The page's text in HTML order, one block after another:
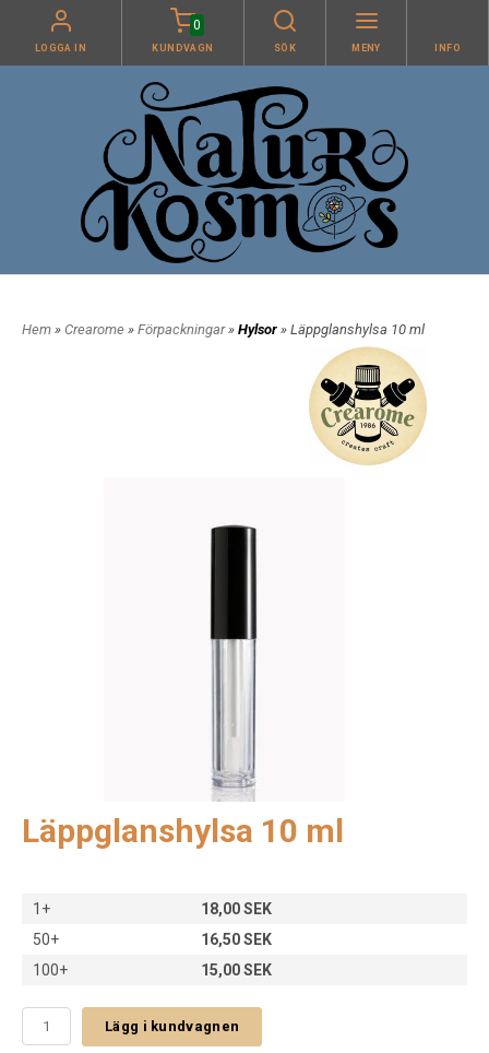
LOGGA IN
0
KUNDVAGN SÖK MENY INFO
Hem » Crearome » Förpackningar» Hylsor » Läppglanshylsa 10 ml
Läppglanshylsa 10 ml
1+
18,00 SEK
50+
16,50 SEK
100+
15,00 SEK
Lägg i kundvagnen